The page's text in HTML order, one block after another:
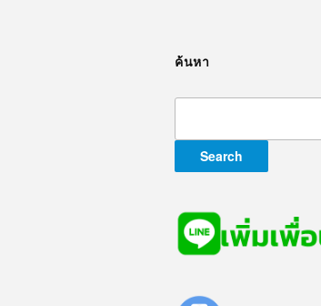
ค้นหา